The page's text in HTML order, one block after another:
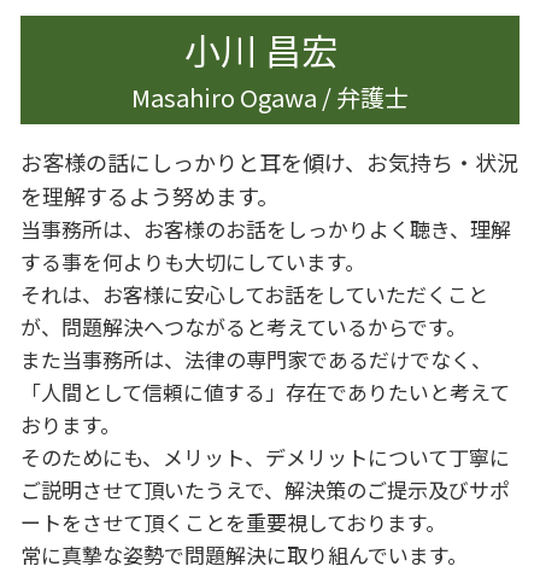
小川 昌宏
Masahiro Ogawa / 弁護士
お客様の話にしっかりと耳を傾け、お気持ち・状況
を理解するよう努めます。
当事務所は、お客様のお話をしっかりよく聴き、理解
する事を何よりも大切にしています。
それは、お客様に安心してお話をしていただくこと
が、問題解決へつながると考えているからです。
また当事務所は、法律の専門家であるだけでなく、
「人間として信頼に値する」存在でありたいと考えて
おります。
そのためにも、メリット、デメリットについて丁寧に
ご説明させて頂いたうえで、解決策のご提示及びサポ
ートをさせて頂くことを重要視しております。
常に真摯な姿勢で問題解決に取り組んでいます。